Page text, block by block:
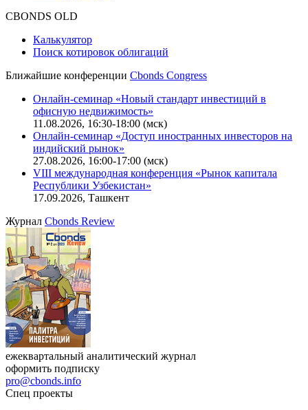
CBONDS OLD
Калькулятор
Поиск котировок облигаций
Ближайшие конференции Cbonds Congress
Онлайн-семинар «Новый стандарт инвестиций в
офисную недвижимость»
11.08.2026, 16:30-18:00 (мск)
Онлайн-семинар «Доступ иностранных инвесторов на
индийский рынок»
27.08.2026, 16:00-17:00 (мск)
VIII международная конференция «Рынок капитала
Республики Узбекистан»
17.09.2026, Ташкент
Журнал Cbonds Review
ежеквартальный аналитический журнал
оформить подписку
pro@cbonds.info
Спец проекты